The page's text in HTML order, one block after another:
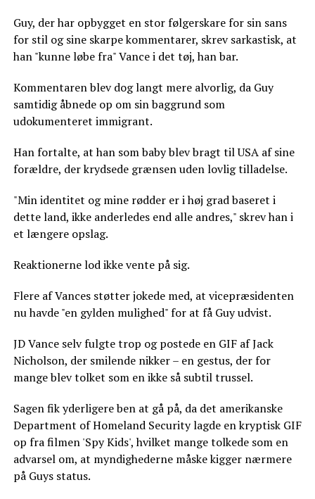
Guy, der har opbygget en stor følgerskare for sin sans
for stil og sine skarpe kommentarer, skrev sarkastisk, at
han "kunne løbe fra" Vance i det tøj, han bar.
Kommentaren blev dog langt mere alvorlig, da Guy
samtidig åbnede op om sin baggrund som
udokumenteret immigrant.
Han fortalte, at han som baby blev bragt til USA af sine
forældre, der krydsede grænsen uden lovlig tilladelse.
"Min identitet og mine rødder er i høj grad baseret i
dette land, ikke anderledes end alle andres," skrev han i
et længere opslag.
Reaktionerne lod ikke vente på sig.
Flere af Vances støtter jokede med, at vicepræsidenten
nu havde "en gylden mulighed" for at få Guy udvist.
JD Vance selv fulgte trop og postede en GIF af Jack
Nicholson, der smilende nikker – en gestus, der for
mange blev tolket som en ikke så subtil trussel.
Sagen fik yderligere ben at gå på, da det amerikanske
Department of Homeland Security lagde en kryptisk GIF
op fra filmen 'Spy Kids', hvilket mange tolkede som en
advarsel om, at myndighederne måske kigger nærmere
på Guys status.